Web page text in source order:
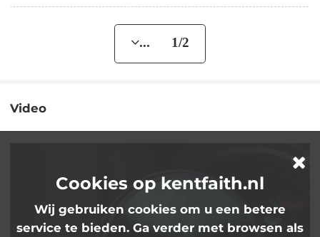
... 1/2
Video
Cookies op kentfaith.nl
Wij gebruiken cookies om u een betere
service te bieden. Ga verder met browsen als